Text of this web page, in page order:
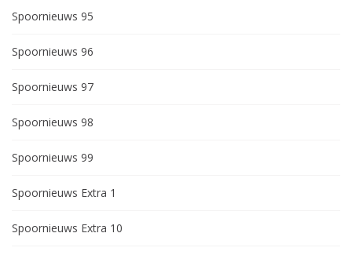
Spoornieuws 95
Spoornieuws 96
Spoornieuws 97
Spoornieuws 98
Spoornieuws 99
Spoornieuws Extra 1
Spoornieuws Extra 10